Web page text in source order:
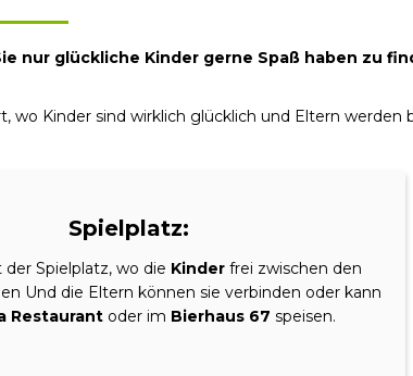
nur glückliche Kinder gerne Spaß haben zu
wo Kinder sind wirklich glücklich und Eltern
Spielplatz:
der Spielplatz, wo die Kinder frei zwischen den
Und die Eltern können sie verbinden oder kann
Restaurantoder im Bierhaus 67 speisen.